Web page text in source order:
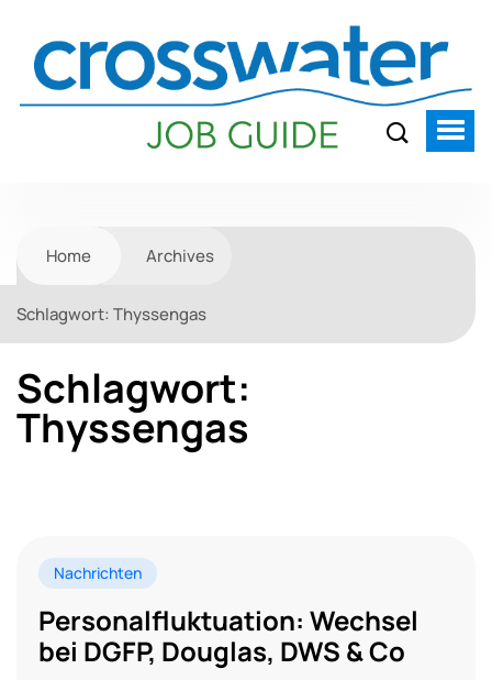
Home Archives
Schlagwort: Thyssengas
Schlagwort:
Thyssengas
Nachrichten
Personalfluktuation: Wechsel
bei DGFP, Douglas, DWS & Co